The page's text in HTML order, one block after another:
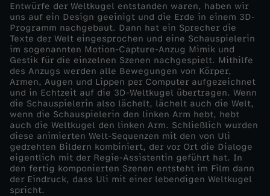
ä
l
d
e
r
Entwürfe der Weltkugel entstanden waren, haben wir
uns auf ein Design geeinigt und die Erde in einem 3D-
Programm nachgebaut. Dann hat ein Sprecher die
Texte der Welt eingesprochen und eine Schauspielerin
im sogenannten Motion-Capture-Anzug Mimik und
Gestik für die einzelnen Szenen nachgespielt. Mithilfe
des Anzugs werden alle Bewegungen von Körper,
Armen, Augen und Lippen per Computer aufgezeichnet
und in Echtzeit auf die 3D-Weltkugel übertragen. Wenn
die Schauspielerin also lächelt, lächelt auch die Welt,
wenn die Schauspielerin den linken Arm hebt, hebt
auch die Weltkugel den linken Arm. Schließlich wurden
diese animierten Welt-Sequenzen mit den von Uli
gedrehten Bildern kombiniert, der vor Ort die Dialoge
eigentlich mit der Regie-Assistentin geführt hat. In
den fertig komponierten Szenen entsteht im Film dann
der Eindruck, dass Uli mit einer lebendigen Weltkugel
spricht.